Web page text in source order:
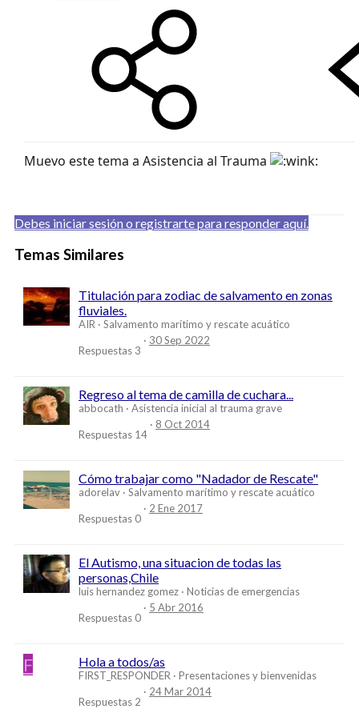
Muevo este tema a Asistencia al Trauma
Debes iniciar sesión o registrarte para responder aquí.
Temas Similares
Titulación para zodiac de salvamento en zonas
fluviales.
AIR Salvamento marítimo y rescate acuático
Respuestas 3
30 Sep 2022
Regreso al tema de camilla de cuchara...
abbocath Asistencia inicial al trauma grave
Respuestas 14
8 Oct 2014
Cómo trabajar como "Nadador de Rescate"
adorelav Salvamento marítimo y rescate acuático
Respuestas 0
2 Ene 2017
El Autismo, una situacion de todas las
personas,Chile
luis hernandez gomez Noticias de emergencias
Respuestas 0
5 Abr 2016
F Hola a todos/as
FIRST_RESPONDER Presentaciones y bienvenidas
Respuestas 2
24 Mar 2014